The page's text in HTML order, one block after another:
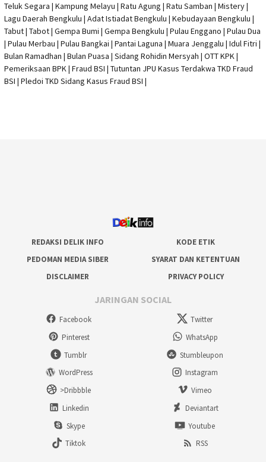
Teluk Segara | Kampung Melayu | Ratu Agung | Ratu Samban | Mistery |
Lagu Daerah Bengkulu | Adat Istiadat Bengkulu | Kebudayaan Bengkulu |
Tabut | Tabot | Gempa Bumi | Gempa Bengkulu | Pulau Enggano | Pulau Dua
| Pulau Merbau | Pulau Bangkai | Pantai Laguna | Muara Jenggalu | Idul Fitri |
Bulan Ramadhan | Bulan Puasa | Sidang Rohidin Mersyah | OTT KPK|
Pemeriksaan BPK | Fraud BSI | Tutuntan JPU Kasus Terdakwa TKD Fraud
BSI | Pledoi TKD Sidang Kasus Fraud BSI |
REDAKSI DELIK INFO
KODE ETIK
PEDOMAN MEDIA SIBER
SYARAT DAN KETENTUAN
DISCLAIMER
PRIVACY POLICY
JARINGAN SOCIAL
Facebook
Twitter
Pinterest
WhatsApp
Tumblr
Stumbleupon
WordPress
Instagram
>Dribbble
Vimeo
Linkedin
Deviantart
Skype
Youtube
Tiktok
RSS